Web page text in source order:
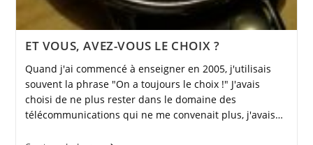
ET VOUS, AVEZ-VOUS LE CHOIX ?
Quand j'ai commencé à enseigner en 2005, j'utilisais
souvent la phrase "On a toujours le choix !" J'avais
choisi de ne plus rester dans le domaine des
télécommunications qui ne me convenait plus, j'avais…